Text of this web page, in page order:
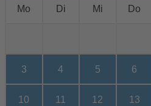
Mo Di Mi Do
3 4 5 6
10 11 12 13